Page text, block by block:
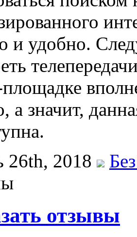
и удобно.
площадке
а значит,
26th, 2018
отзывы